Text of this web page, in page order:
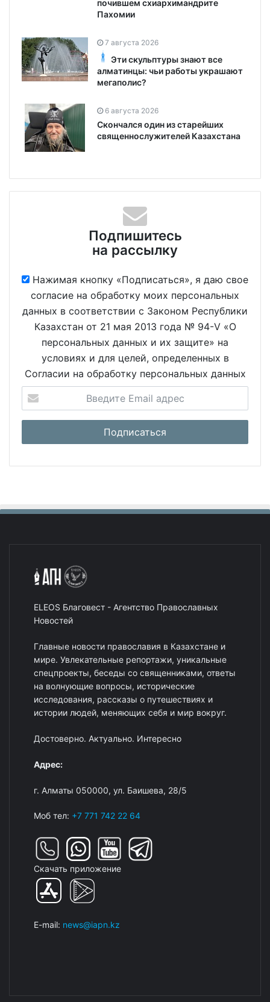
почившем схиархимандрите
Пахомии
7 августа 2026
Эти скульптуры знают все
алматинцы: чьи работы украшают
мегаполис?
6 августа 2026
Скончался один из старейших
священнослужителей Казахстана
Подпишитесь
на рассылку
Нажимая кнопку «Подписаться», я даю свое
согласие на обработку моих персональных
данных в соответствии с Законом Республики
Казахстан от 21 мая 2013 года № 94-V «О
персональных данных и их защите» на
условиях и для целей, определенных в
Согласии на обработку персональных данных
ELEOS Благовест - Агентство Православных
Новостей
Главные новости православия в Казахстане и
мире. Увлекательные репортажи, уникальные
спецпроекты, беседы со священниками, ответы
на волнующие вопросы, исторические
исследования, рассказы о путешествиях и
истории людей, меняющих себя и мир вокруг.
Достоверно. Актуально. Интересно
Адрес:
г. Алматы 050000, ул. Баишева, 28/5
Моб тел: +7 771 742 22 64
Скачать приложение
E-mail: news@iapn.kz